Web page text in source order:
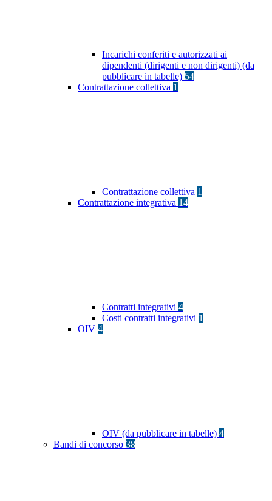
Incarichi conferiti e autorizzati ai
dipendenti (dirigenti e non dirigenti) (da
pubblicare in tabelle) 54
Contrattazione collettiva 1
Contrattazione collettiva 1
Contrattazione integrativa 14
Contratti integrativi 4
Costi contratti integrativi 1
OIV 4
OIV (da pubblicare in tabelle) 4
Bandi di concorso 38